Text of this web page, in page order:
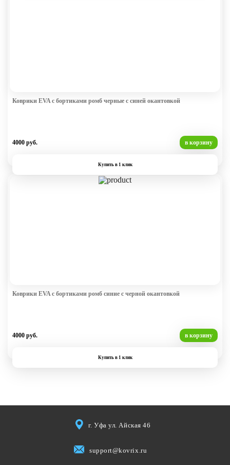
Коврики EVA с бортиками ромб черные с синей окантовкой
4000 руб. в корзину
Купить в 1 клик
Коврики EVA с бортиками ромб синие с черной окантовкой
4000 руб. в корзину
Купить в 1 клик
г. Уфа ул. Айская 46
support@kovrix.ru